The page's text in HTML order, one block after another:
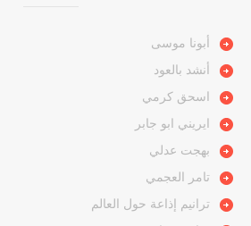
أبونا موسى
أنشد بالعود
اسحق كرمي
ايريني ابو جابر
بهجت عدلي
تامر العجمي
ترانيم إذاعة حول العالم